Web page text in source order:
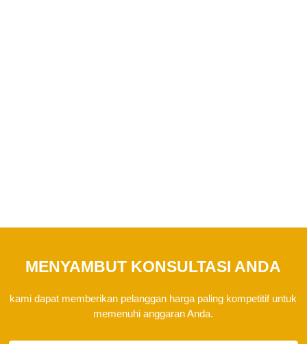
MENYAMBUT KONSULTASI ANDA
kami dapat memberikan pelanggan harga paling kompetitif untuk
memenuhi anggaran Anda.